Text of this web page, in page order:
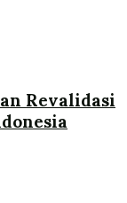
Revalidasi